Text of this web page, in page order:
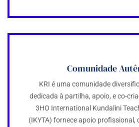
Comunidade
KRI é uma comunidade
dedicada à partilha, apoio, e co-
3HO International Kundalini
(IKYTA) fornece apoio profissional,